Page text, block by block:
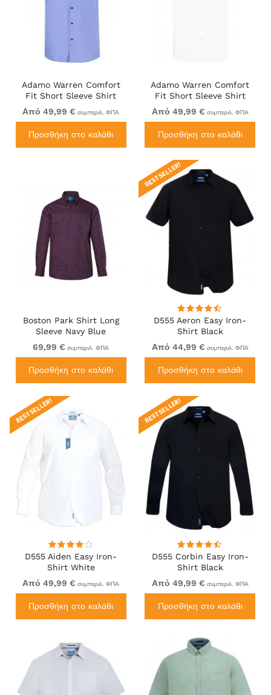
Adamo Warren Comfort
Fit Short Sleeve Shirt
Medium Blue
Από 49,99 € συμπεριλ. ΦΠΑ
Προσθήκη στο καλάθι
Adamo Warren Comfort
Fit Short Sleeve Shirt
White
Από 49,99 € συμπεριλ. ΦΠΑ
Προσθήκη στο καλάθι
Boston Park Shirt Long
Sleeve Navy Blue
69,99 € συμπεριλ. ΦΠΑ
Προσθήκη στο καλάθι
D555 Aeron Easy Iron-
Shirt Black
BEST SELLER!
Από 44,99 € συμπεριλ. ΦΠΑ
Προσθήκη στο καλάθι
D555 Aiden Easy Iron-
Shirt White
BEST SELLER!
Από 49,99 € συμπεριλ. ΦΠΑ
Προσθήκη στο καλάθι
D555 Corbin Easy Iron-
Shirt Black
BEST SELLER!
Από 49,99 € συμπεριλ. ΦΠΑ
Προσθήκη στο καλάθι